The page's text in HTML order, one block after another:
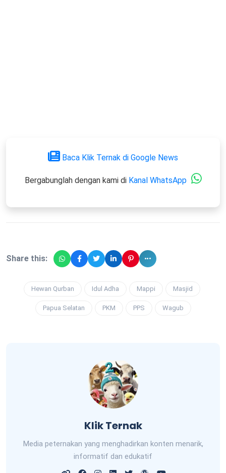
Baca Klik Ternak di Google News
Bergabunglah dengan kami di Kanal WhatsApp
Share this:
Hewan Qurban Idul Adha Mappi Masjid
Papua Selatan PKM PPS Wagub
Klik Ternak
Media peternakan yang menghadirkan konten menarik,
informatif dan edukatif